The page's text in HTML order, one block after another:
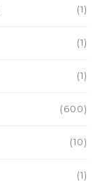
(1)
(1)
(1)
(600)
(10)
(1)